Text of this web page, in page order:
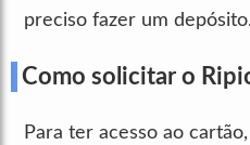
preciso fazer um
Como solicitar o
Para ter acesso ao